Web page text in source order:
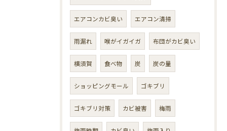
エアコンカビ臭い エアコン清掃
雨漏れ 喉がイガイガ 布団がカビ臭い
横須賀 食べ物 炭 炭の量
ショッピングモール ゴキブリ
ゴキブリ対策 カビ被害 梅雨